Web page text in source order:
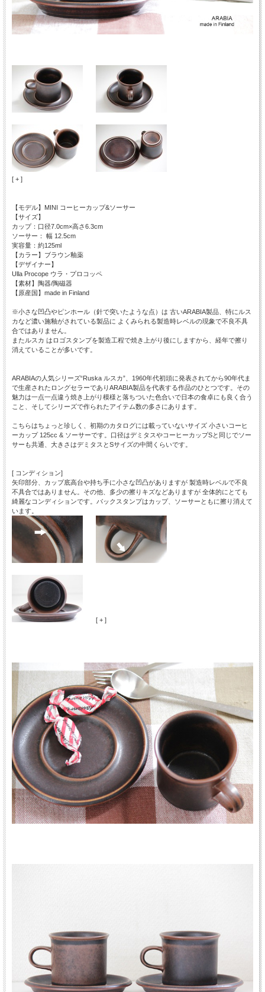
[ + ]
【モデル】MINI コーヒーカップ&ソーサー
【サイズ】
カップ：口径7.0cm×高さ6.3cm
ソーサー： 幅 12.5cm
実容量：約125ml
【カラー】ブラウン釉薬
【デザイナー】
Ulla Procope ウラ・プロコッペ
【素材】陶器/陶磁器
【原産国】made in Finland
※小さな凹凸やピンホール（針で突いたような点）は 古いARABIA製品、特にルス
カなど濃い施釉がされている製品に よくみられる製造時レベルの現象で不良不具
合ではありません。
またルスカ はロゴスタンプを製造工程で焼き上がり後にしますから、経年で擦り
消えていることが多いです。
ARABIAの人気シリーズ“Ruska ルスカ”、1960年代初頭に発表されてから90年代ま
で生産されたロングセラーでありARABIA製品を代表する作品のひとつです。その
魅力は一点一点違う焼き上がり模様と落ちついた色合いで日本の食卓にも良く合う
こと、そしてシリーズで作られたアイテム数の多さにあります。
こちらはちょっと珍しく、初期のカタログには載っていないサイズ 小さいコーヒ
ーカップ 125cc & ソーサーです。口径はデミタスやコーヒーカップSと同じでソー
サーも共通、大きさはデミタスとSサイズの中間くらいです。
[ コンディション]
矢印部分、カップ底高台や持ち手に小さな凹凸がありますが 製造時レベルで不良
不具合ではありません。その他、多少の擦りキズなどありますが 全体的にとても
綺麗なコンディションです。バックスタンプはカップ、ソーサーともに擦り消えて
います。
[ + ]